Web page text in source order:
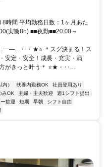
時間 平均勤務日数：1ヶ月あた
実働8h) ■■夜勤■■20:00～
・★⭐ ＊スグ決まる！ス
安定・安全！成長・充実・満
がきっと叶う＊ ⭐★・‥…
） 扶養内勤務OK
社員登用あり
みOK 主婦・主夫歓迎
週1シフト提出
歓迎 短期 早朝
シフト自由